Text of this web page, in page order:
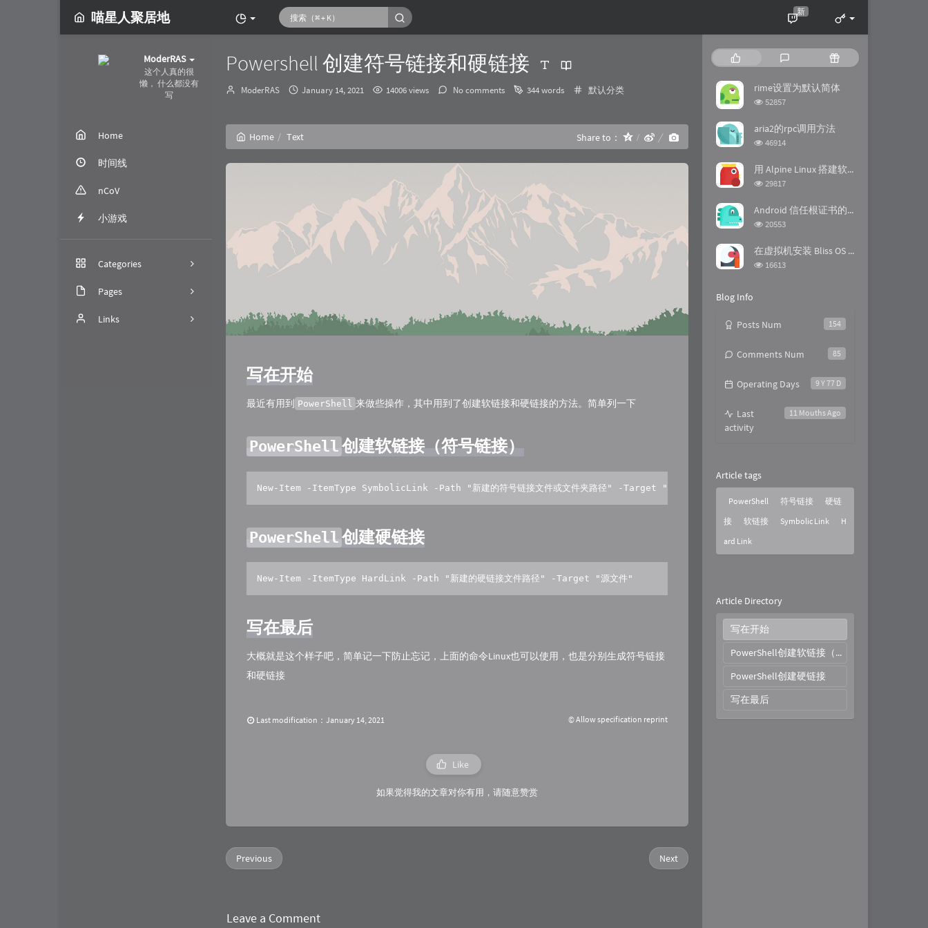
喵星人聚居地 新
ModerRAS
这个人真的很
懒， 什么都没有
写
Home
时间线
nCoV
小游戏
Categories
152
2
Pages
nCoVLinks
Powershell 创建符号链接和硬链接
Author：
ModerRAS
发
间：
January 14, 2021 14006 views No comments 344 words Categories：
默认分类
Home Text Share to：
写在开始
最近有用到 PowerShell 来做些操作，其中用到了创建软链接和硬链接的方法。简单列一下
PowerShell 创建软链接（符号链接）
New-Item -ItemType SymbolicLink -Path "新建的符号链接文件或文件夹路径" -Target "源文件或源文件夹"
PowerShell 创建硬链接
New-Item -ItemType HardLink -Path "新建的硬链接文件路径" -Target "源文件"
写在最后
大概就是这个样子吧，简单记一下防止忘记，上面的命令Linux也可以使用，也是分别生成符号链接
和硬链接
Last modification：January 14, 2021 © Allow specification reprint
Like
如果觉得我的文章对你有用，请随意赞赏
Next
Previous
Leave a Comment
o
p
l
a
r
r
t
c
l
s
a
t
t
m
n
R
a
n
t
l
rime设置为默认简体
浏
次
数:
52857
aria2的rpc调用方法
浏
次
数:
46914
用 Alpine Linux 搭建软路由
浏
次
29817
Android 信任根证书的方法
浏
次
数:
20553
在虚拟机安装 Bliss OS 时踩的坑
浏
16613
Blog Info
154
Posts Num
85
Comments Num
9 Y 77 D
Operating Days
11 Mouths Ago
Last
activity
Article tags
PowerShell 符号链接
硬链
接
软链接 Symbolic Link
H
ard Link
Article Directory
写在开始
PowerShell创建软链接（符号链接）
PowerShell创建硬链接
写在最后